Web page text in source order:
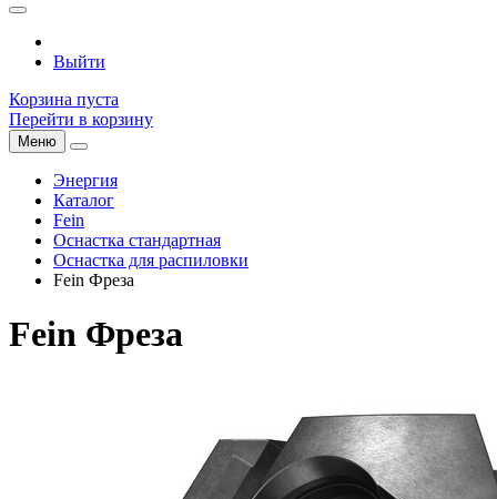
Выйти
Корзина пуста
Перейти в корзину
Меню
Энергия
Каталог
Fein
Оснастка стандартная
Оснастка для распиловки
Fein Фреза
Fein Фреза